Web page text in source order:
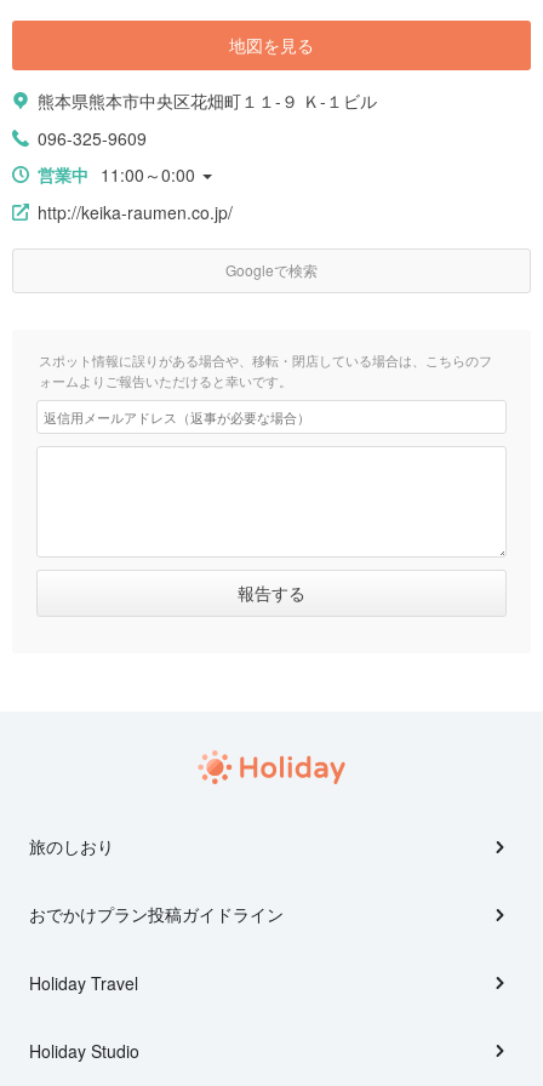
地図を見る
熊本県熊本市中央区花畑町１１-９ Ｋ-１ビル
096-325-9609
営業中 11:00～0:00
http://keika-raumen.co.jp/
Googleで検索
スポット情報に誤りがある場合や、移転・閉店している場合は、こちらのフ
ォームよりご報告いただけると幸いです。
旅のしおり
おでかけプラン投稿ガイドライン
Holiday Travel
Holiday Studio